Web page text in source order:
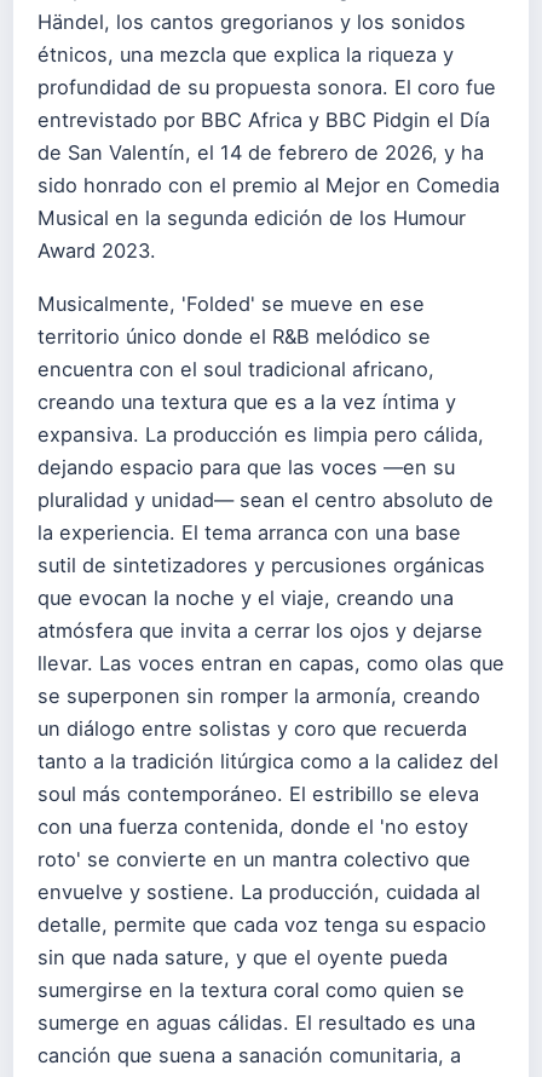
Händel, los cantos gregorianos y los sonidos
étnicos, una mezcla que explica la riqueza y
profundidad de su propuesta sonora. El coro fue
entrevistado por BBC Africa y BBC Pidgin el Día
de San Valentín, el 14 de febrero de 2026, y ha
sido honrado con el premio al Mejor en Comedia
Musical en la segunda edición de los Humour
Award 2023.
Musicalmente, 'Folded' se mueve en ese
territorio único donde el R&B melódico se
encuentra con el soul tradicional africano,
creando una textura que es a la vez íntima y
expansiva. La producción es limpia pero cálida,
dejando espacio para que las voces —en su
pluralidad y unidad— sean el centro absoluto de
la experiencia. El tema arranca con una base
sutil de sintetizadores y percusiones orgánicas
que evocan la noche y el viaje, creando una
atmósfera que invita a cerrar los ojos y dejarse
llevar. Las voces entran en capas, como olas que
se superponen sin romper la armonía, creando
un diálogo entre solistas y coro que recuerda
tanto a la tradición litúrgica como a la calidez del
soul más contemporáneo. El estribillo se eleva
con una fuerza contenida, donde el 'no estoy
roto' se convierte en un mantra colectivo que
envuelve y sostiene. La producción, cuidada al
detalle, permite que cada voz tenga su espacio
sin que nada sature, y que el oyente pueda
sumergirse en la textura coral como quien se
sumerge en aguas cálidas. El resultado es una
canción que suena a sanación comunitaria, a